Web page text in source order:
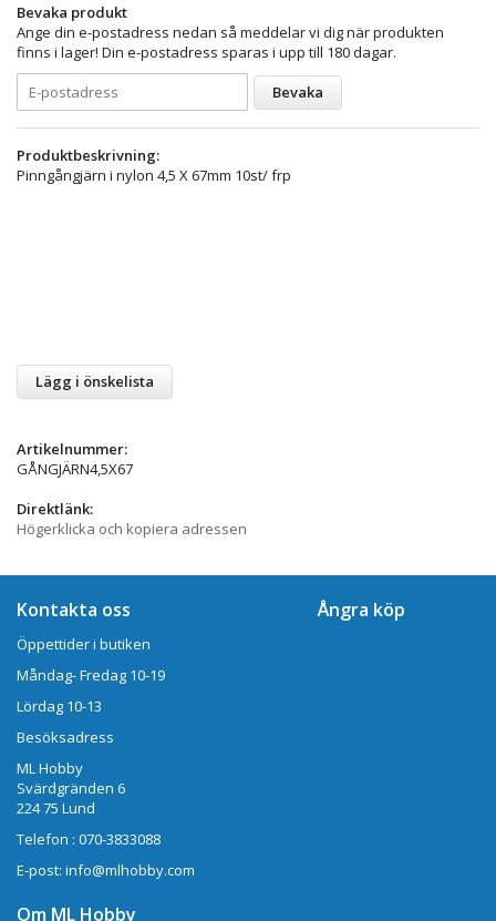
Bevaka produkt
Ange din e-postadress nedan så meddelar vi dig när produkten
finns i lager! Din e-postadress sparas i upp till 180 dagar.
Bevaka
Produktbeskrivning:
Pinngångjärn i nylon 4,5 X 67mm 10st/ frp
Lägg i önskelista
Artikelnummer:
GÅNGJÄRN4,5X67
Direktlänk:
Högerklicka och kopiera adressen
Kontakta oss
Öppettider i butiken
Måndag- Fredag 10-19
Lördag 10-13
Besöksadress
ML Hobby
Svärdgränden 6
224 75 Lund
Telefon : 070-3833088
E-post: info@mlhobby.com
Ångra köp
Om ML Hobby